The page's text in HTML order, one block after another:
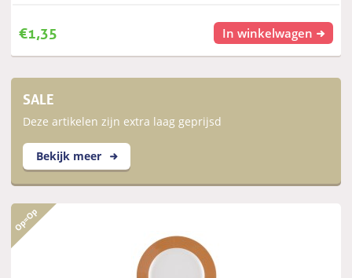
€1,35 In winkelwagen
SALE
Deze artikelen zijn extra laag geprijsd
Bekijk meer